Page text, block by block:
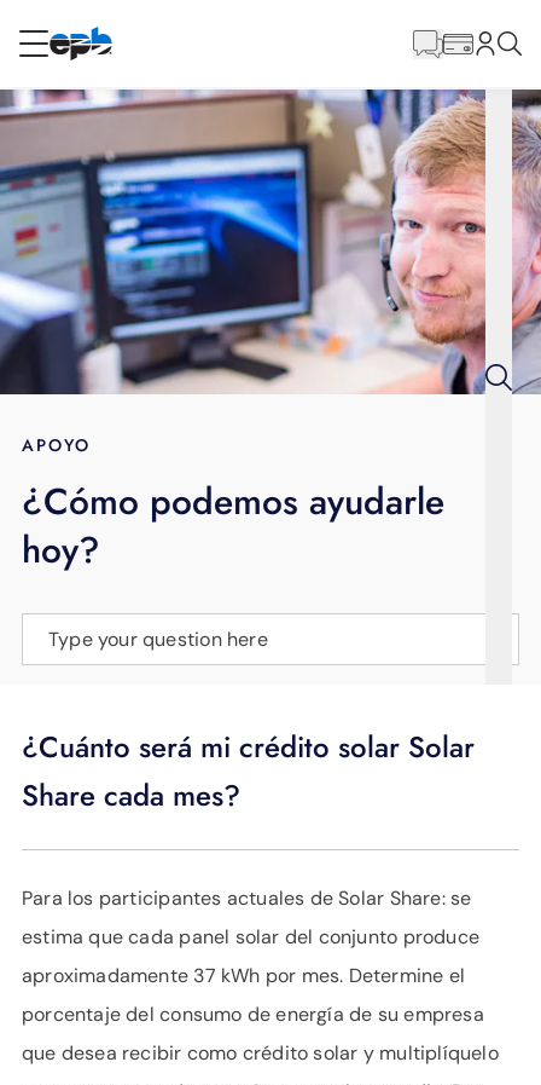
RESIDENCIAL
Internet
Energía
Televisión
BLOG
APOYO
principal
APOYO
¿Cómo podemos ayudarle
hoy?
Type your question here
¿Cuánto será mi crédito solar Solar
Share cada mes?
Para los participantes actuales de Solar Share: se
estima que cada panel solar del conjunto produce
aproximadamente 37 kWh por mes. Determine el
porcentaje del consumo de energía de su empresa
que desea recibir como crédito solar y multiplíquelo